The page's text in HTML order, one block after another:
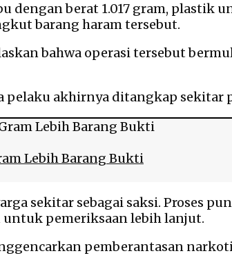
dengan berat 1.017 gram, plastik
barang haram tersebut.
bahwa operasi tersebut
akhirnya ditangkap sekitar
Lebih Barang Bukti
sekitar sebagai saksi. Proses
pemeriksaan lebih lanjut.
pemberantasan